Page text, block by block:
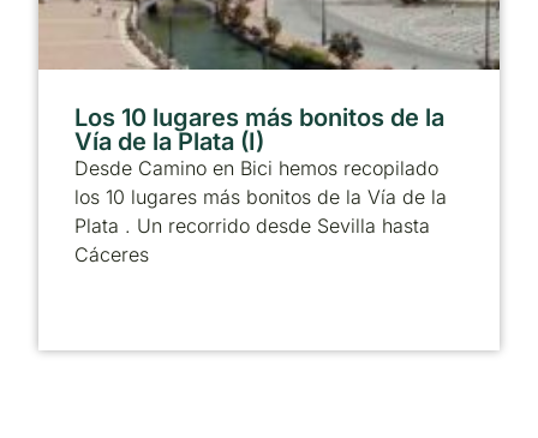
Los 10 lugares más bonitos de la
Vía de la Plata (I)
Desde Camino en Bici hemos recopilado
los 10 lugares más bonitos de la Vía de la
Plata . Un recorrido desde Sevilla hasta
Cáceres